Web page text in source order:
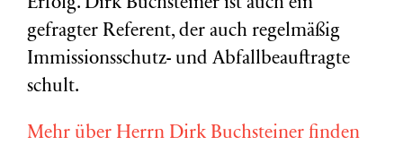
Erfolg. Dirk Buchsteiner ist auch ein
gefragter Referent, der auch regelmäßig
Immissionsschutz- und Abfallbeauftragte
schult.
Mehr über Herrn Dirk Buchsteiner finden